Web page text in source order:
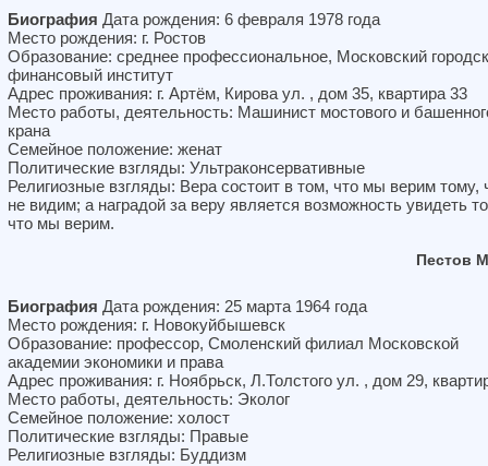
Биография Дата рождения: 6 февраля 1978 года
Место рождения: г. Ростов
Образование: среднее профессиональное, Московский
финансовый институт
Адрес проживания: г. Артём, Кирова ул. , дом 35, квартира 33
Место работы, деятельность: Машинист мостового и
крана
Семейное положение: женат
Политические взгляды: Ультраконсервативные
Религиозные взгляды: Вера состоит в том, что мы верим тому,
не видим; а наградой за веру является возможность увидеть
что мы верим.
Пестов
Биография Дата рождения: 25 марта 1964 года
Место рождения: г. Новокуйбышевск
Образование: профессор, Смоленский филиал Московской
академии экономики и права
Адрес проживания: г. Ноябрьск, Л.Толстого ул. , дом 29,
Место работы, деятельность: Эколог
Семейное положение: холост
Политические взгляды: Правые
Религиозные взгляды: Буддизм